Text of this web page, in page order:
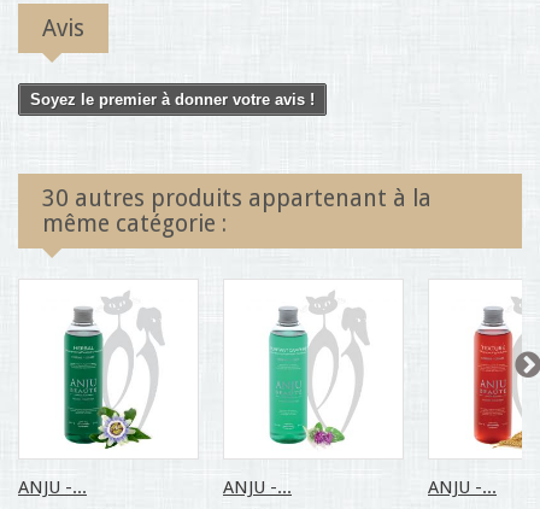
Avis
Soyez le premier à donner votre avis !
30 autres produits appartenant à la
même catégorie :
ANJU -... ANJU -... ANJU -...